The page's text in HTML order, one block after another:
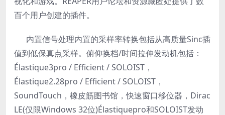
百个用户创建的插件。
内置信号处理内置的采样率转换包括从高质量Sinc插
值到低保真点采样。俯仰换档/时间拉伸发动机包括：
Élastique3pro / Efficient / SOLOIST，
Élastique2.28pro / Efficient / SOLOIST，
SoundTouch，橡皮筋图书馆，快速窗口移位器，Dirac
LE(仅限Windows 32位)Élastiquepro和SOLOIST发动